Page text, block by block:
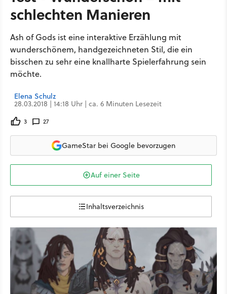
schlechten Manieren
Ash of Gods ist eine interaktive Erzählung mit
wunderschönem, handgezeichneten Stil, die ein
bisschen zu sehr eine knallharte Spielerfahrung sein
möchte.
Elena Schulz
28.03.2018 | 14:18 Uhr | ca. 6 Minuten Lesezeit
3 27
GameStar bei Google bevorzugen
Auf einer Seite
Inhaltsverzeichnis